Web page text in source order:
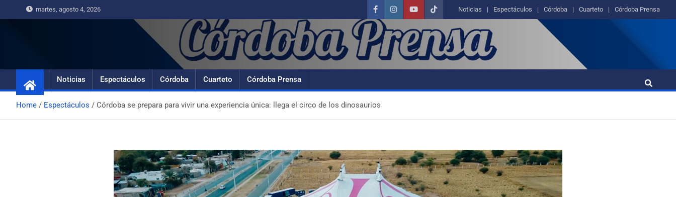
martes, agosto 4, 2026 Noticias Espectáculos Córdoba Cuarteto Córdoba Prensa
Noticias Espectáculos Córdoba Cuarteto Córdoba Prensa
Home Espectáculos Córdoba se prepara para vivir una experiencia única: llega el circo de los dinosaurios